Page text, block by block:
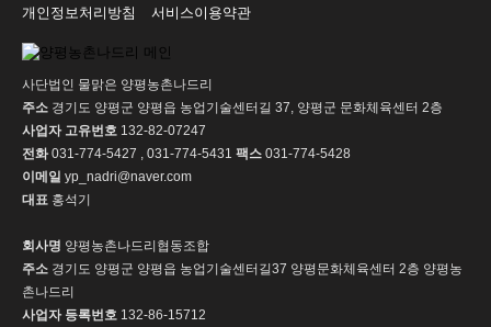
개인정보처리방침 서비스이용약관
사단법인 물맑은 양평농촌나드리
주소 경기도 양평군 양평읍 농업기술센터길 37, 양평군 문화체육센터 2층
사업자 고유번호 132-82-07247
전화031-774-5427 , 031-774-5431 팩스 031-774-5428
이메일 yp_nadri@naver.com
대표 홍석기
회사명 양평농촌나드리협동조합
주소 경기도 양평군 양평읍 농업기술센터길37 양평문화체육센터 2층 양평농
촌나드리
사업자 등록번호 132-86-15712